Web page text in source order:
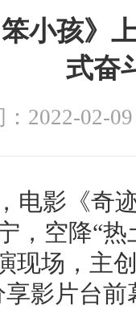
小孩》
式奋
2022-02-09
电影《奇
，空降“
现场，主
影片台